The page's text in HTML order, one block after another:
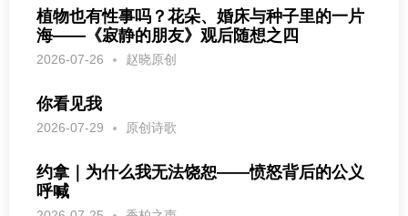
植物也有性事吗？花朵、婚床与种子里的一片
海——《寂静的朋友》观后随想之四
2026-07-26 赵晓原创
你看见我
2026-07-29 原创诗歌
约拿｜为什么我无法饶恕——愤怒背后的公义
呼喊